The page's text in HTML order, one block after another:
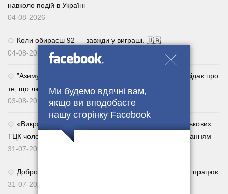
Ми будемо вдячні вам,
якщо ви вподобаєте
нашу сторінку Facebook
навколо подій в Україні
04-08-2026
Коли обираєш 92 — завжди у виграші. 🇺🇦
04-08-2026
⁨”Азимут”, головний сержант роти 47-ї ОМБр. Розповідає про
те, що люди все активніше повертаються із СЗЧ.
03-08-2026
«Викрадатиму їхніх родичів»: за погрози сім’ям військових
ТЦК чоловік отримав п’ять років із дворічним випробуванням
31-07-2026
Добровільне повернення із СЗЧ через Армія+: як це працює
31-07-2026